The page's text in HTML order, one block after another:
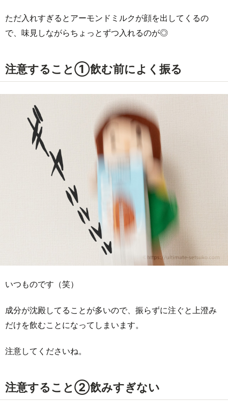
ただ入れすぎるとアーモンドミルクが顔を出してくるの
で、味見しながらちょっとずつ入れるのが◎
注意すること①飲む前によく振る
いつものです（笑）
成分が沈殿してることが多いので、振らずに注ぐと上澄み
だけを飲むことになってしまいます。
注意してくださいね。
注意すること②飲みすぎない